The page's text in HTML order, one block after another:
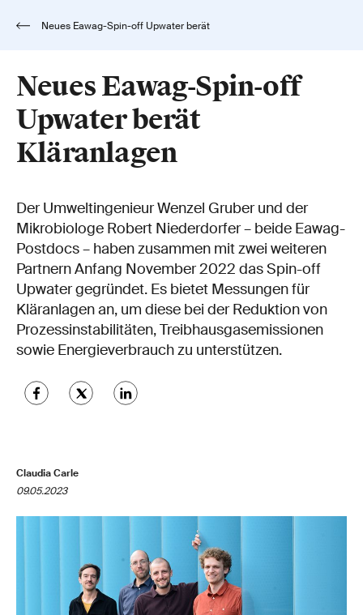
Neues Eawag-Spin-off
Upwater berät
Kläranlagen
Der Umweltingenieur Wenzel Gruber und der
Mikrobiologe Robert Niederdorfer – beide Eawag-
Postdocs – haben zusammen mit zwei weiteren
Partnern Anfang November 2022 das Spin-off
Upwater gegründet. Es bietet Messungen für
Kläranlagen an, um diese bei der Reduktion von
Prozessinstabilitäten, Treibhausgasemissionen
sowie Energieverbrauch zu unterstützen.
Claudia Carle
09.05.2023